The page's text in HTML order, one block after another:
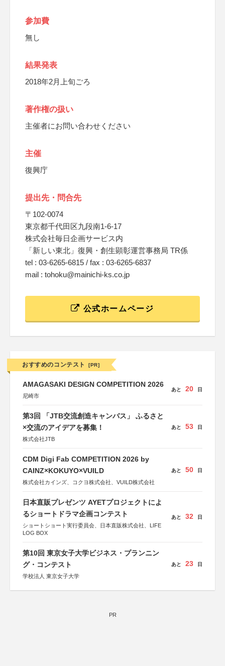
参加費
無し
結果発表
2018年2月上旬ごろ
著作権の扱い
主催者にお問い合わせください
主催
復興庁
提出先・問合先
〒102-0074
東京都千代田区九段南1-6-17
株式会社毎日企画サービス内
「新しい東北」復興・創生顕彰運営事務局 TR係
tel : 03-6265-6815 / fax : 03-6265-6837
mail : tohoku@mainichi-ks.co.jp
公式ホームページ
おすすめのコンテスト [PR]
AMAGASAKI DESIGN COMPETITION 2026
尼崎市
あと 20 日
第3回 「JTB交流創造キャンバス」 ふるさと
×交流のアイデアを募集！
株式会社JTB
あと 53 日
CDM Digi Fab COMPETITION 2026 by
CAINZ×KOKUYO×VUILD
株式会社カインズ、コクヨ株式会社、VUILD株式会社
あと 50 日
日本直販プレゼンツ AYETプロジェクトによ
るショートドラマ企画コンテスト
ショートショート実行委員会、日本直販株式会社、LIFE
LOG BOX
あと 32 日
第10回 東京女子大学ビジネス・プランニン
グ・コンテスト
学校法人 東京女子大学
あと 23 日
PR